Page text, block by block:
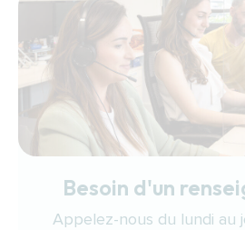
Besoin d'un
Appelez-nous du lundi au